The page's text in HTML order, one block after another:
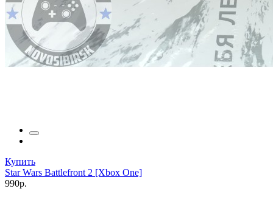
Купить
Star Wars Battlefront 2 [Xbox One]
990р.